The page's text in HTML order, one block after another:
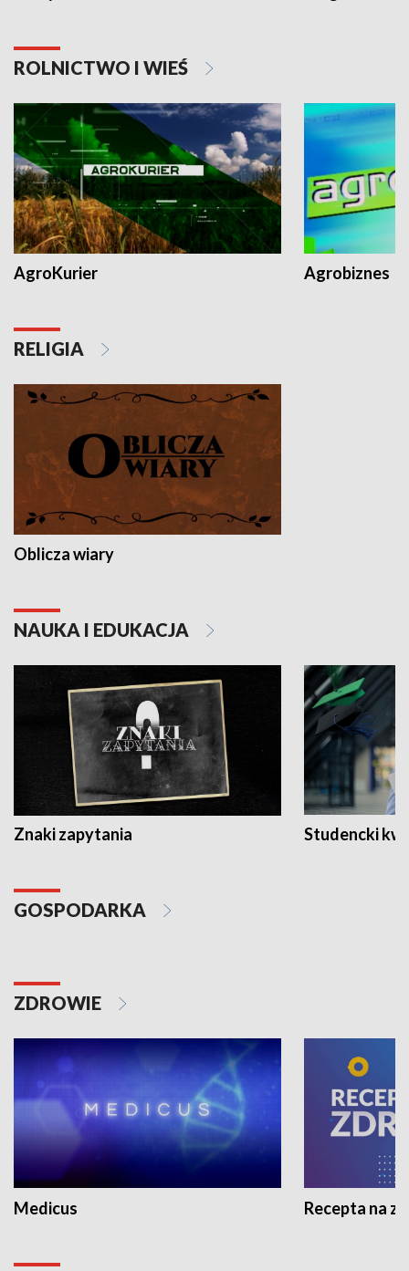
ROLNICTWO I WIEŚ
AgroKurier Agrobiznes
RELIGIA
Oblicza wiary
NAUKA I EDUKACJA
Znaki zapytania Studencki
GOSPODARKA
ZDROWIE
Medicus Recepta na